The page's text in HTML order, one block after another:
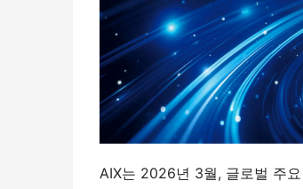
AIX는 2026년 3월, 글로벌 주